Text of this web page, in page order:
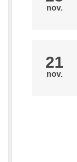
nov.
21
nov.